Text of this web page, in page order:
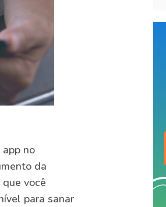
no
da
você
para sanar